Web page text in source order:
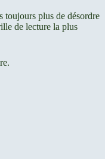
toujours plus de désordre
de lecture la plus